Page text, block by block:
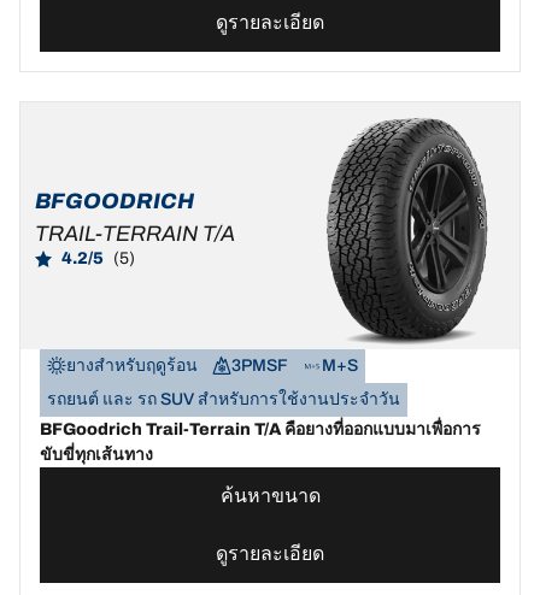
ดูรายละเอียด
BFGOODRICH
TRAIL-TERRAIN T/A
4.2/5 (5)
ยางสำหรับฤดูร้อน 3PMSF
M+S
รถยนต์ และ รถ SUV สำหรับการใช้งานประจำวัน
BFGoodrich Trail-Terrain T/A คือยางที่ออกแบบมาเพื่อการ
ขับขี่ทุกเส้นทาง
ค้นหาขนาด
ดูรายละเอียด